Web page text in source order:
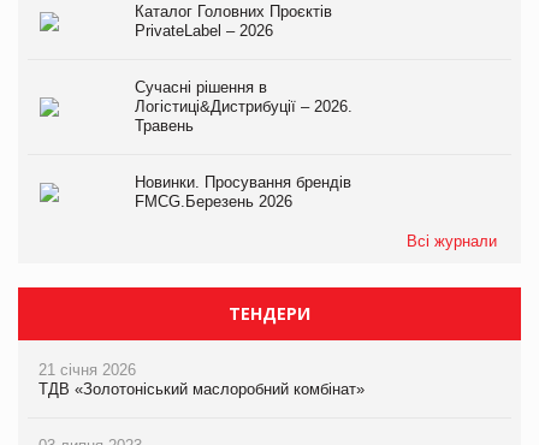
Каталог Головних Проєктів
PrivateLabel – 2026
Сучасні рішення в
Логістиці&Дистрибуції – 2026.
Травень
Новинки. Просування брендів
FMCG.Березень 2026
Всі журнали
ТЕНДЕРИ
21 січня 2026
ТДВ «Золотоніський маслоробний комбінат»